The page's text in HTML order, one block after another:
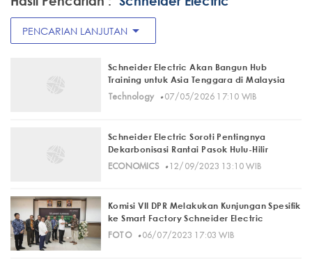
PENCARIAN LANJUTAN arrow_drop_down
Schneider Electric Akan Bangun Hub
Training untuk Asia Tenggara di Malaysia
Technology
· 07/05/2026 17:10 WIB
Schneider Electric Soroti Pentingnya
Dekarbonisasi Rantai Pasok Hulu-Hilir
ECONOMICS· 12/09/2023 13:10 WIB
Komisi VII DPR Melakukan Kunjungan Spesifik
ke Smart Factory Schneider Electric
FOTO· 06/07/2023 17:03 WIB